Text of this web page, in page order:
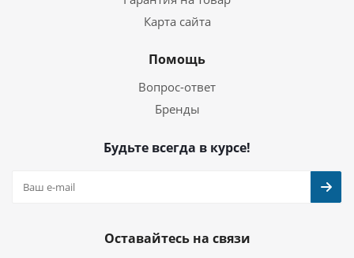
Карта сайта
Помощь
Вопрос-ответ
Бренды
Будьте всегда в курсе!
Оставайтесь на связи